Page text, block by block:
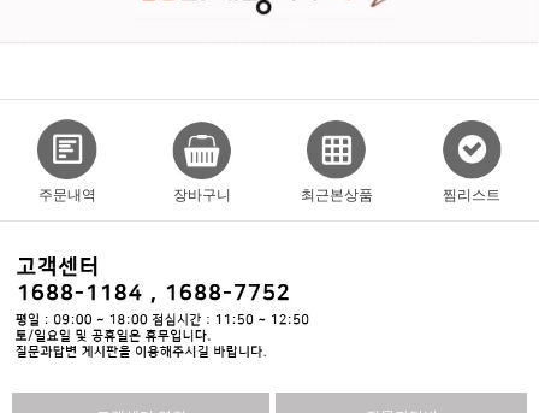
주문내역 장바구니 최근본상품 찜리스트